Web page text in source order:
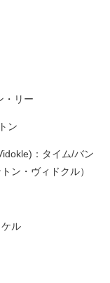
・リー
ン
：タイム/バン
ン・ヴィドクル）
ル